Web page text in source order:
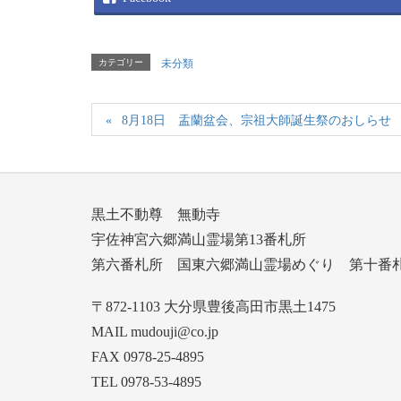
カテゴリー 未分類
8月18日 盂蘭盆会、宗祖大師誕生祭のおしらせ
黒土不動尊 無動寺
宇佐神宮六郷満山霊場第13番札所
第六番札所 国東六郷満山霊場めぐり 第十番
〒872-1103 大分県豊後高田市黒土1475
MAIL mudouji@co.jp
FAX 0978-25-4895
TEL 0978-53-4895